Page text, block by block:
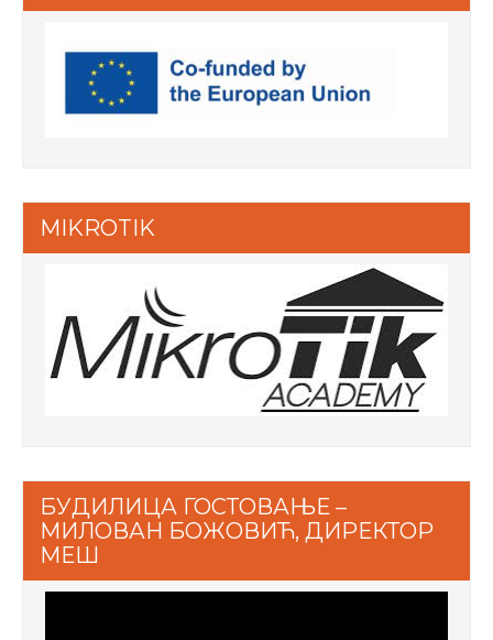
MIKROTIK
БУДИЛИЦА ГОСТОВАЊЕ –
МИЛОВАН БОЖОВИЋ, ДИРЕКТОР
МЕШ